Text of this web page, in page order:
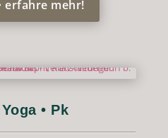
erfahre mehr!
• Pk